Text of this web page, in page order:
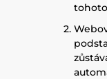
tohoto